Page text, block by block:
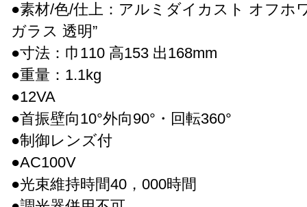
●素材/色/仕上：アルミダイカスト オフホ
ガラス 透明”
●寸法：巾110 高153 出168mm
●重量：1.1kg
●12VA
●首振壁向10°外向90°・回転360°
●制御レンズ付
●AC100V
●光束維持時間40，000時間